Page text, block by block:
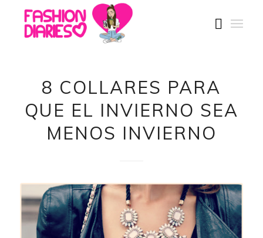
8 COLLARES PARA
QUE EL INVIERNO SEA
MENOS INVIERNO